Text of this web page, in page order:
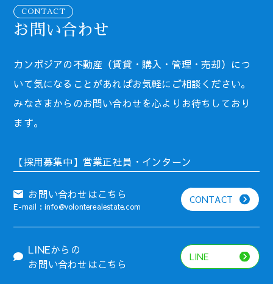
CONTACT
お問い合わせ
カンボジアの不動産（賃貸・購入・管理・売却）につ
いて気になることがあればお気軽にご相談ください。
みなさまからのお問い合わせを心よりお待ちしており
ます。
【採用募集中】営業正社員・インターン
お問い合わせはこちら
E-mail：info@volonterealestate.com
CONTACT
LINEからの
お問い合わせはこちら
LINE